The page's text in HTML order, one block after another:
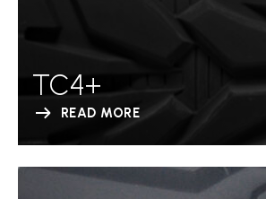
TC4+
READ MORE